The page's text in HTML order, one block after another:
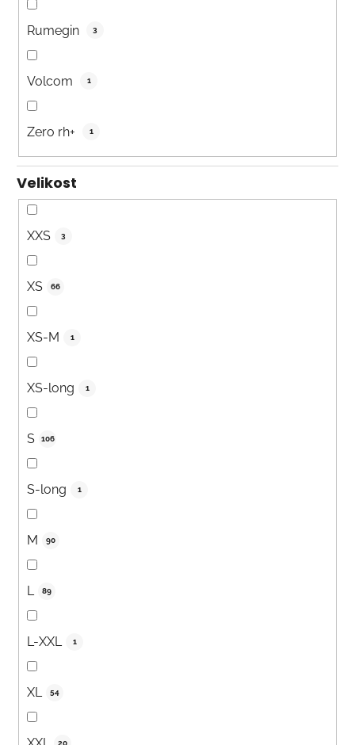
Rumegin 3
Volcom 1
Zero rh+ 1
Velikost
XXS 3
XS 66
XS-M 1
XS-long 1
S 106
S-long 1
M 90
L 89
L-XXL 1
XL 54
20